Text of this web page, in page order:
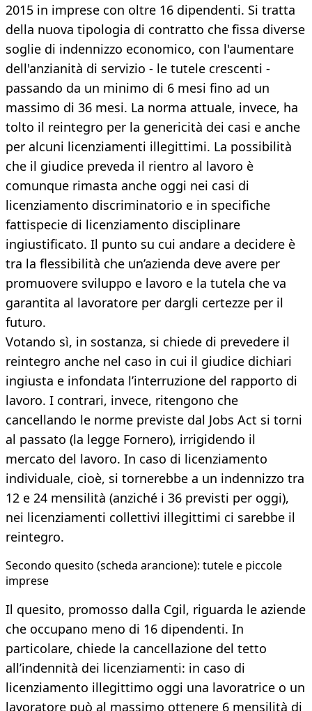
2015 in imprese con oltre 16 dipendenti. Si tratta
della nuova tipologia di contratto che fissa diverse
soglie di indennizzo economico, con l'aumentare
dell'anzianità di servizio - le tutele crescenti -
passando da un minimo di 6 mesi fino ad un
massimo di 36 mesi. La norma attuale, invece, ha
tolto il reintegro per la genericità dei casi e anche
per alcuni licenziamenti illegittimi. La possibilità
che il giudice preveda il rientro al lavoro è
comunque rimasta anche oggi nei casi di
licenziamento discriminatorio e in specifiche
fattispecie di licenziamento disciplinare
ingiustificato. Il punto su cui andare a decidere è
tra la flessibilità che un’azienda deve avere per
promuovere sviluppo e lavoro e la tutela che va
garantita al lavoratore per dargli certezze per il
futuro.
Votando sì, in sostanza, si chiede di prevedere il
reintegro anche nel caso in cui il giudice dichiari
ingiusta e infondata l’interruzione del rapporto di
lavoro. I contrari, invece, ritengono che
cancellando le norme previste dal Jobs Act si torni
al passato (la legge Fornero), irrigidendo il
mercato del lavoro. In caso di licenziamento
individuale, cioè, si tornerebbe a un indennizzo tra
12 e 24 mensilità (anziché i 36 previsti per oggi),
nei licenziamenti collettivi illegittimi ci sarebbe il
reintegro.
Secondo quesito (scheda arancione): tutele e piccole
imprese
Il quesito, promosso dalla Cgil, riguarda le aziende
che occupano meno di 16 dipendenti. In
particolare, chiede la cancellazione del tetto
all’indennità dei licenziamenti: in caso di
licenziamento illegittimo oggi una lavoratrice o un
lavoratore può al massimo ottenere 6 mensilità di